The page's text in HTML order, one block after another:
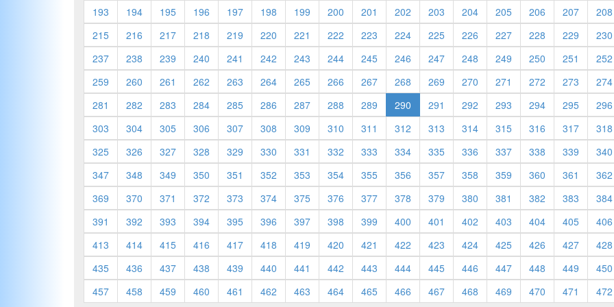
193 194 195 196 197 198 199 200 201 202 203 204 205 206 207
208
215
216 217 218 219 220 221 222 223 224 225 226 227 228 229
230
237
238 239 240 241 242 243 244 245 246 247 248 249 250 251
252
259
260 261 262 263 264 265 266 267 268 269 270 271 272 273
274
281
282 283 284 285 286 287 288 289 290 291 292 293 294 295
296
303
304 305 306 307 308 309 310 311 312 313 314 315 316 317
318
325
326 327 328 329 330 331 332 333 334 335 336 337 338 339
340
347
348 349 350 351 352 353 354 355 356 357 358 359 360 361
362
369
370 371 372 373 374 375 376 377 378 379 380 381 382 383
384
391
392 393 394 395 396 397 398 399 400 401 402 403 404 405
406
413
414 415 416 417 418 419 420 421 422 423 424 425 426 427
428
435
436 437 438 439 440 441 442 443 444 445 446 447 448 449
450
457
458 459 460 461 462 463 464 465 466 467 468 469 470 471 472